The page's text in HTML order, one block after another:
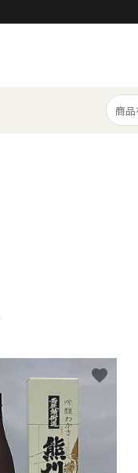
favorite